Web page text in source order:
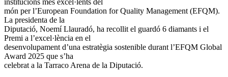
món per l’European Foundation for Quality Management (EFQM).
La presidenta de la
Diputació, Noemí Llauradó, ha recollit el guardó 6 diamants i el
Premi a l’excel·lència en el
desenvolupament d’una estratègia sostenible durant l’EFQM Global
Award 2025 que s’ha
celebrat a la Tarraco Arena de la Diputació.